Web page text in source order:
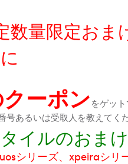
数量限定お
ーポンをゲッ
あるいは受取人を教えてく
イルのおま
シリーズ、xpeiraシ